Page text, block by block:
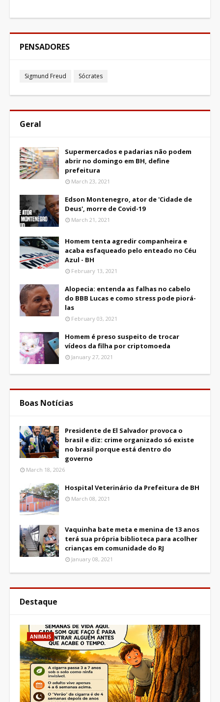
PENSADORES
Sigmund Freud Sócrates
Geral
Supermercados e padarias não podem
abrir no domingo em BH, define
prefeitura
March 23, 2021
Edson Montenegro, ator de 'Cidade de
Deus', morre de Covid-19
March 21, 2021
Homem tenta agredir companheira e
acaba esfaqueado pelo enteado no Céu
Azul - BH
February 13, 2021
Alopecia: entenda as falhas no cabelo
do BBB Lucas e como stress pode piorá-
las
February 03, 2021
Homem é preso suspeito de trocar
vídeos da filha por criptomoeda
January 27, 2021
Boas Notícias
Presidente de El Salvador provoca o
brasil e diz: crime organizado só existe
no brasil porque está dentro do
governo
March 18, 2026
Hospital Veterinário da Prefeitura de BH
March 08, 2021
Vaquinha bate meta e menina de 13 anos
terá sua própria biblioteca para acolher
crianças em comunidade do RJ
January 08, 2021
Destaque
ANIMAIS